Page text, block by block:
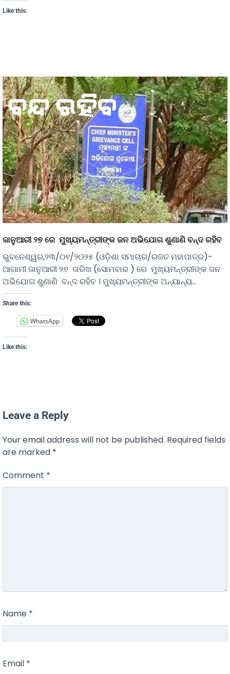
Like this:
ଜାନୁଆରୀ ୨୭ ରେ ମୁଖ୍ୟମନ୍ତ୍ରୀଙ୍କ ଜନ ଅଭିଯୋଗ ଶୁଣାଣି ବନ୍ଦ ରହିବ
ଭୁବନେଶ୍ୱର,୨୩/୦୧/୨୦୨୫ (ଓଡ଼ିଶା ସମାଚାର/ରଜତ ମହାପାତ୍ର)-
ଆଗାମୀ ଜାନୁଆରୀ ୨୭ ତାରିଖ (ସୋମବାର ) ରେ ମୁଖ୍ୟମନ୍ତ୍ରୀଙ୍କ ଜନ
ଅଭିଯୋଗ ଶୁଣାଣି ବନ୍ଦ ରହିବ । ମୁଖ୍ୟମନ୍ତ୍ରୀଙ୍କ ଅନ୍ୟାନ୍ୟ…
Share this:
WhatsApp
Like this:
Leave a Reply
Your email address will not be published. Required fields
are marked *
Comment *
Name *
Email *